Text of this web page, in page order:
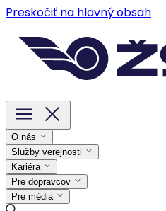
Preskočiť na hlavný obsah
O nás
Služby verejnosti
Kariéra
Pre dopravcov
Pre média